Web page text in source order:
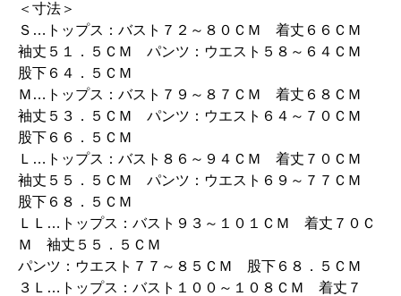
＜寸法＞
Ｓ…トップス：バスト７２～８０ＣＭ 着丈６６ＣＭ
袖丈５１．５ＣＭ パンツ：ウエスト５８～６４ＣＭ
股下６４．５ＣＭ
Ｍ…トップス：バスト７９～８７ＣＭ 着丈６８ＣＭ
袖丈５３．５ＣＭ パンツ：ウエスト６４～７０ＣＭ
股下６６．５ＣＭ
Ｌ…トップス：バスト８６～９４ＣＭ 着丈７０ＣＭ
袖丈５５．５ＣＭ パンツ：ウエスト６９～７７ＣＭ
股下６８．５ＣＭ
ＬＬ…トップス：バスト９３～１０１ＣＭ 着丈７０Ｃ
Ｍ 袖丈５５．５ＣＭ
パンツ：ウエスト７７～８５ＣＭ 股下６８．５ＣＭ
３Ｌ…トップス：バスト１００～１０８ＣＭ 着丈７